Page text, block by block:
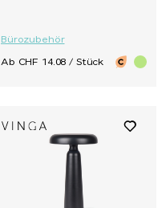
Bürozubehör
Ab CHF 14.08 / Stück